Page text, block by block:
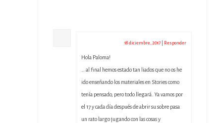
18 diciembre, 2017 Responder
Hola Paloma!
… al final hemos estado tan liados que no os he
ido enseñando los materiales en Stories como
tenía pensado, pero todo llegará. Ya vamos por
el 17 y cada día después de abrir su sobre pasa
un rato largo jugando con las cosas y